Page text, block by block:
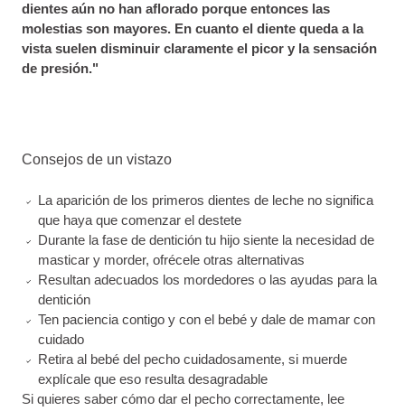
dientes aún no han aflorado porque entonces las
molestias son mayores. En cuanto el diente queda a la
vista suelen disminuir claramente el picor y la sensación
de presión."
Consejos de un vistazo
La aparición de los primeros dientes de leche no significa
que haya que comenzar el destete
Durante la fase de dentición tu hijo siente la necesidad de
masticar y morder, ofrécele otras alternativas
Resultan adecuados los mordedores o las ayudas para la
dentición
Ten paciencia contigo y con el bebé y dale de mamar con
cuidado
Retira al bebé del pecho cuidadosamente, si muerde
explícale que eso resulta desagradable
Si quieres saber cómo dar el pecho correctamente, lee